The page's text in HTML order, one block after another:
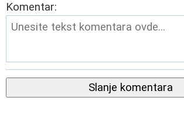
Komentar:
Slanje komentara